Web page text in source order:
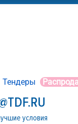
Тендеры
условия